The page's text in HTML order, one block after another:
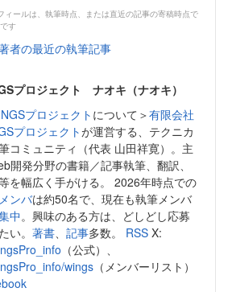
ィールは、執筆時点、または直近の記事の寄稿時点で
す
者の最近の執筆記事
プロジェクト ナオキ（ナオキ）
プロジェクト について＞有限会社
プロジェクトが運営する、テクニカ
コミュニティ（代表 山田祥寛）。主
開発分野の書籍／記事執筆、翻訳、
を幅広く手がける。 2026年時点での
ンバは約50名で、現在も執筆メンバ
中。興味のある方は、どしどし応募
い。 著書 記事多数。 RSS X:
（公式）、
wings （メンバーリスト）